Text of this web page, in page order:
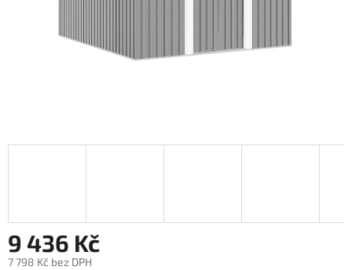
9 436 Kč
7 798 Kč bez DPH